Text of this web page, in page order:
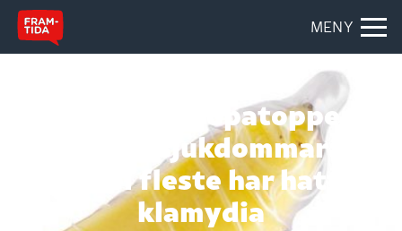
MENY
Noreg på europatoppen i
kjønnssjukdommar:
– Dei fleste har hatt
klamydia